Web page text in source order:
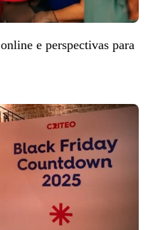
e perspectivas para